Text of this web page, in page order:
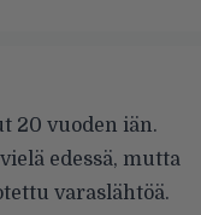
20 vuoden iän.
edessä, mutta
varaslähtöä.